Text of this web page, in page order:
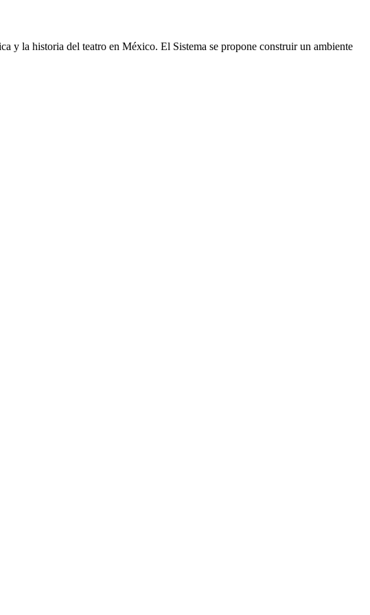
y la historia del teatro en México. El Sistema se propone construir un ambiente